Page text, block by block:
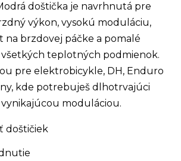
doštička je navrhnutá pre
výkon, vysokú moduláciu,
na brzdovej páčke a pomalé
teplotných podmienok.
pre elektrobicykle, DH, Enduro
kde potrebuješ dlhotrvajúci
moduláciou.
doštičiek